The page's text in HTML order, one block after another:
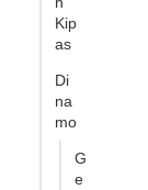
Kip
as
Di
na
mo
G
e